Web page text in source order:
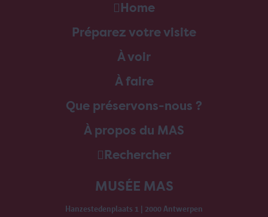
Home
Préparez votre visite
À voir
À faire
Que préservons-nous ?
À propos du MAS
Rechercher
MUSÉE MAS
Hanzestedenplaats 1 | 2000 Antwerpen